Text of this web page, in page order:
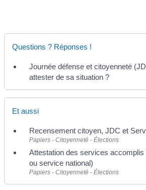
Questions ? Réponses !
Journée défense et citoyenneté
attester de sa situation ?
Et aussi
Recensement citoyen, JDC et
Papiers - Citoyenneté - Élections
Attestation des services
ou service national)
Papiers - Citoyenneté - Élections